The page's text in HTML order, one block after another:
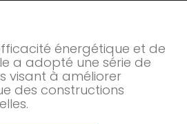
énergétique et de
a adopté une série de
visant à améliorer
des constructions